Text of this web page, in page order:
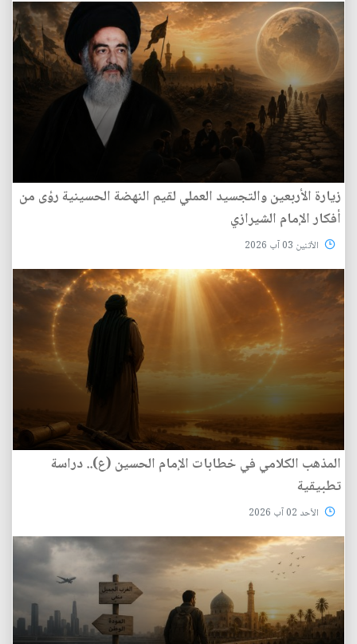
زيارة الأربعين والتجسيد العملي لقيم النهضة الحسينية رؤى من
أفكار الإمام الشيرازي
الأثنين 03 آب 2026
المذهب الكلامي في خطابات الإمام الحسين (ع).. دراسة
تطبيقية
الأحد 02 آب 2026